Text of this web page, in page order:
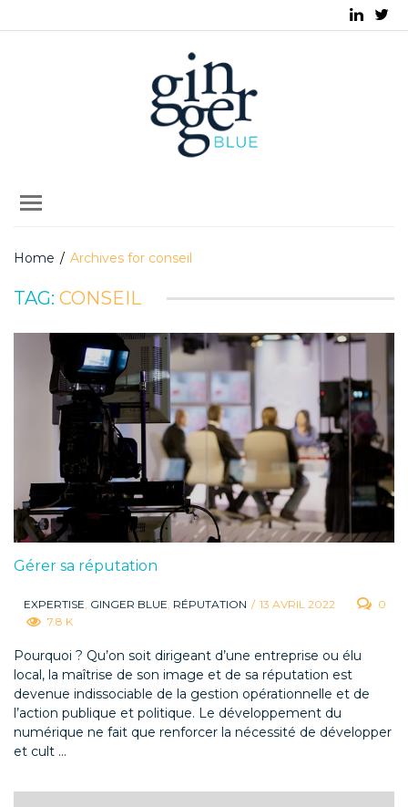
Home / Archives for conseil
TAG: CONSEIL
Gérer sa réputation
EXPERTISE GINGER BLUE RÉPUTATION / 13 AVRIL 2022
0
7.8 K
Pourquoi ? Qu’on soit dirigeant d’une entreprise ou élu
local, la maîtrise de son image et de sa réputation est
devenue indissociable de la gestion opérationnelle et de
l’action publique et politique. Le développement du
numérique ne fait que renforcer la nécessité de développer
et cult ...